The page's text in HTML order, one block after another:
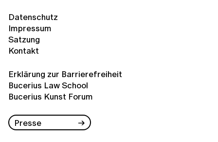
Datenschutz
Impressum
Satzung
Kontakt
Erklärung zur Barrierefreiheit
Bucerius Law School
Bucerius Kunst Forum
Presse